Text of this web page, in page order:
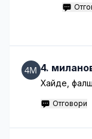
4.
Хайде,
Отговори